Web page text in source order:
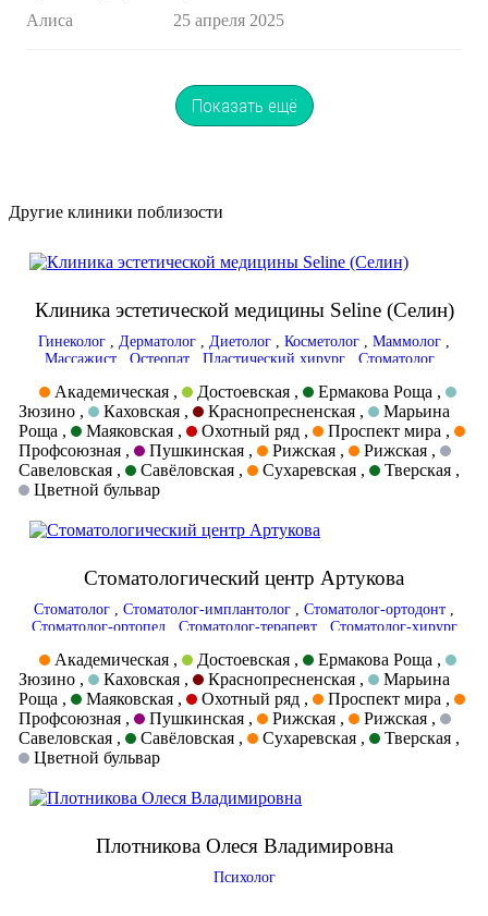
Алиса 25 апреля 2025
Показать ещё
Другие клиники поблизости
Клиника эстетической медицины Seline (Селин)
Гинеколог Дерматолог Диетолог Косметолог Маммолог
Массажист
Остеопат Пластический хирург Стоматолог
Дерматовенеролог
Академическая , Достоевская ,
Ермакова Роща ,
Зюзино ,
Каховская , Краснопресненская ,
Марьина
Роща ,
Маяковская , Охотный ряд ,
Проспект мира ,
Профсоюзная ,
Пушкинская , Рижская ,
Рижская ,
Савеловская ,
Савёловская , Сухаревская ,
Тверская ,
Цветной бульвар
Стоматологический центр Артукова
Стоматолог Стоматолог-имплантолог Стоматолог-ортодонт
Стоматолог-ортопед, Стоматолог-терапевт, Стоматолог-хирург
Академическая , Достоевская ,
Ермакова Роща ,
Зюзино ,
Каховская , Краснопресненская ,
Марьина
Роща ,
Маяковская , Охотный ряд ,
Проспект мира ,
Профсоюзная ,
Пушкинская , Рижская ,
Рижская ,
Савеловская ,
Савёловская , Сухаревская ,
Тверская ,
Цветной бульвар
Плотникова Олеся Владимировна
Психолог